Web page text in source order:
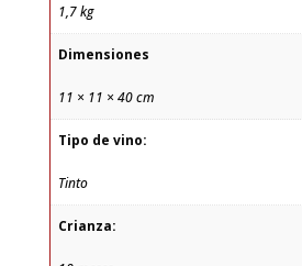
1,7 kg
Dimensiones
11 × 11 × 40 cm
Tipo de vino:
Tinto
Crianza: